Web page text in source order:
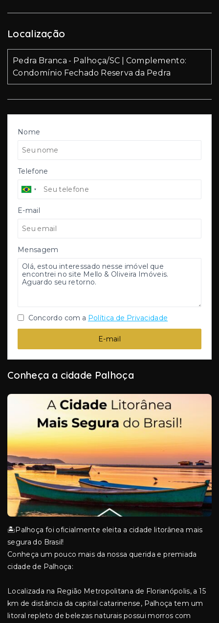
Nome
Telefone
E-mail
Mensagem
Concordo com a Política de Privacidade
E-mail
Conheça a cidade Palhoça
🏝️Palhoça foi oficialmente eleita a cidade litorânea mais
segura do Brasil!
Conheça um pouco mais da nossa querida e premiada
cidade de Palhoça:
Localizada na Região Metropolitana de Florianópolis, a 15
km de distância da capital catarinense, Palhoça tem um
litoral repleto de belezas naturais possui morros com
Localização
Pedra Branca - Palhoça/SC | Complemento:
Condomínio Fechado Reserva da Pedra